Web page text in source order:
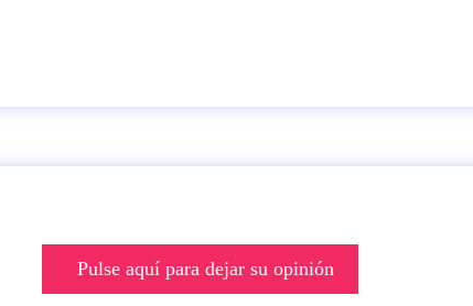
Pulse aquí para dejar su opinión